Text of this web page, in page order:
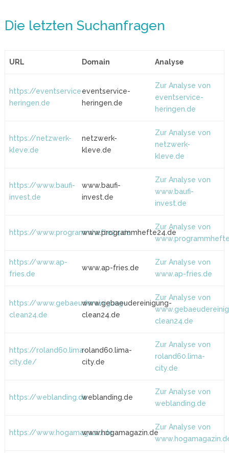
Die letzten Suchanfragen
URL Domain Analyse
https://eventservice-
heringen.de
eventservice-
heringen.de
Zur Analyse von
eventservice-
heringen.de
https://netzwerk-
kleve.de
netzwerk-
kleve.de
Zur Analyse von
netzwerk-
kleve.de
https://www.baufi-
invest.de
www.baufi-
invest.de
Zur Analyse von
www.baufi-
invest.de
https://www.programmhefte24.de
www.programmhefte24.de
Zur Analyse von
https://www.ap-
fries.de
www.ap-fries.de
Zur Analyse von
www.ap-fries.de
https://www.gebaeudereinigung-
clean24.de
www.gebaeudereinigung-
clean24.de
Zur Analyse von
clean24.de
https://roland60.lima-
city.de/
roland60.lima-
city.de
Zur Analyse von
roland60.lima-
city.de
https://weblanding.deweblanding.de
Zur Analyse von
weblanding.de
https://www.hogamagazin.dewww.hogamagazin.de
Zur Analyse von